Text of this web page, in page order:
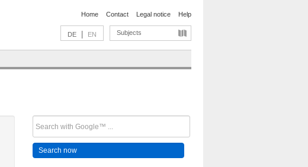
Home Contact Legal notice Help
DE EN Subjects